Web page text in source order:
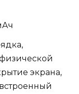
экрана,